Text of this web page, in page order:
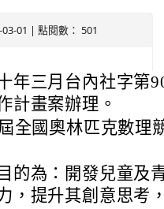
01 | 點閱數： 501
年三月台內社字第
計畫案辦理。
全國奧林匹克數理
的為：開發兒童及
，提升其創意思考